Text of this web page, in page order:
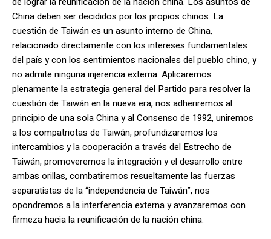
China deben ser decididos por los propios chinos. La
cuestión de Taiwán es un asunto interno de China,
relacionado directamente con los intereses fundamentales
del país y con los sentimientos nacionales del pueblo chino, y
no admite ninguna injerencia externa. Aplicaremos
plenamente la estrategia general del Partido para resolver la
cuestión de Taiwán en la nueva era, nos adheriremos al
principio de una sola China y al Consenso de 1992, uniremos
a los compatriotas de Taiwán, profundizaremos los
intercambios y la cooperación a través del Estrecho de
Taiwán, promoveremos la integración y el desarrollo entre
ambas orillas, combatiremos resueltamente las fuerzas
separatistas de la “independencia de Taiwán”, nos
opondremos a la interferencia externa y avanzaremos con
firmeza hacia la reunificación de la nación china.